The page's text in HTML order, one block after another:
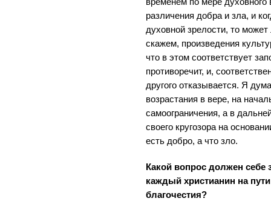
различения добра и зла, и
духовной зрелости, то
скажем, произведения
что в этом соответствует
противоречит, и,
другого отказывается. Я
возрастания в вере, на
самоограничения, а в
своего кругозора на
есть добро, а что зло.
Какой вопрос должен себе
каждый христианин на
благочестия?